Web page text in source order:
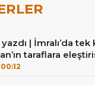
| İmralı’da tek
taraflara
00:12